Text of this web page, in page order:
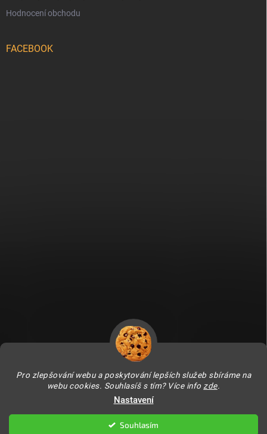
Pro zlepšování webu a poskytování lepších služeb sbíráme na
webu cookies. Souhlasíš s tím? Více info zde.
Nastavení
Souhlasím
Hodnocení obchodu
FACEBOOK
Fitami.sk Fitami.hu
. Všechna práva vyhrazena.
cookies